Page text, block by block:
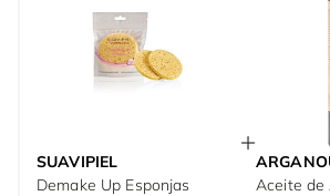
SUAVIPIEL
Demake Up Esponjas
Aceite de